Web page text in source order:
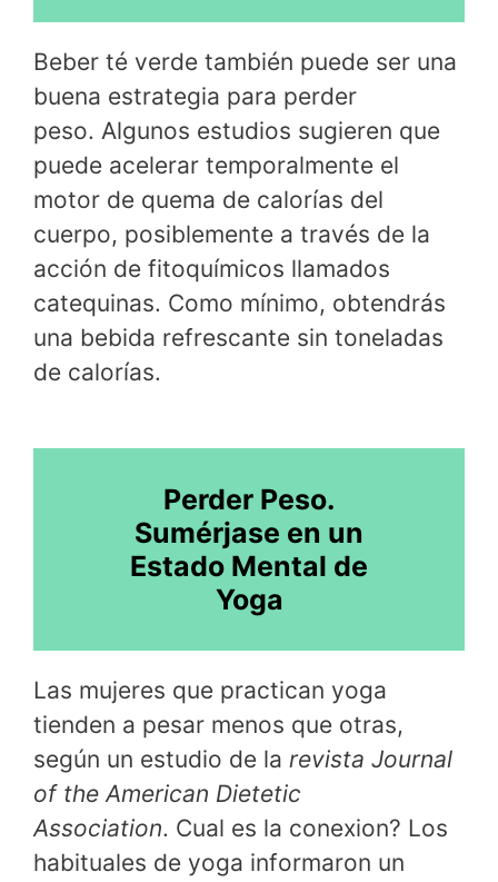
Beber té verde también puede ser una
buena estrategia para perder
peso. Algunos estudios sugieren que
puede acelerar temporalmente el
motor de quema de calorías del
cuerpo, posiblemente a través de la
acción de fitoquímicos llamados
catequinas. Como mínimo, obtendrás
una bebida refrescante sin toneladas
de calorías.
Perder Peso.
Sumérjase en un
Estado Mental de
Yoga
Las mujeres que practican yoga
tienden a pesar menos que otras,
según un estudio de la revista Journal
of the American Dietetic
Association. Cual es la conexion? Los
habituales de yoga informaron un